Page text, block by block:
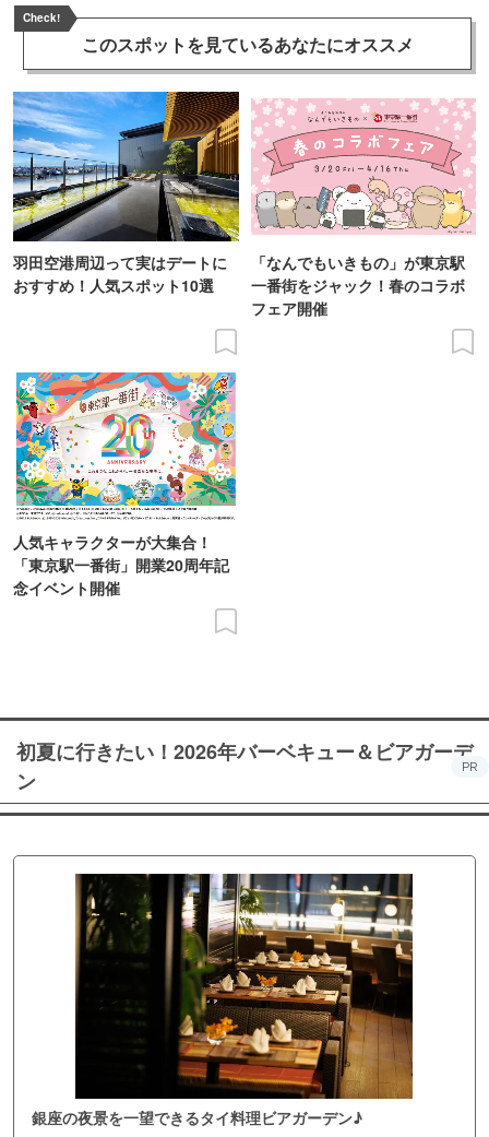
Check!
このスポットを見ているあなたにオススメ
羽田空港周辺って実はデートに
おすすめ！人気スポット10選
「なんでもいきもの」が東京駅
一番街をジャック！春のコラボ
フェア開催
人気キャラクターが大集合！
「東京駅一番街」開業20周年記
念イベント開催
初夏に行きたい！2026年バーベキュー＆ビアガーデ
ン
PR
銀座の夜景を一望できるタイ料理ビアガーデン♪